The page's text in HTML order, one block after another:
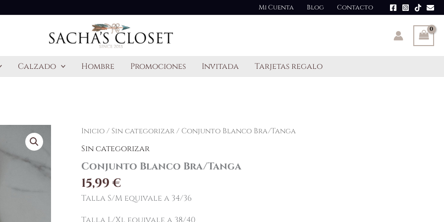
Mi Cuenta Blog Contacto
Calzado Hombre Promociones Invitada Tarjetas regalo
Inicio/ Sin categorizar/ Conjunto Blanco Bra/Tanga
Sin categorizar
Conjunto Blanco Bra/Tanga
15,99€
Talla S/M equivale a 34/36
Conjunto
Bra/Tanga